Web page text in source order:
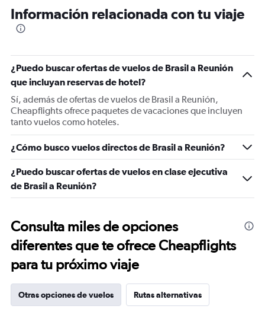
Información relacionada con tu viaje
¿Puedo buscar ofertas de vuelos de Brasil a Reunión
que incluyan reservas de hotel?
Sí, además de ofertas de vuelos de Brasil a Reunión,
Cheapflights ofrece paquetes de vacaciones que incluyen
tanto vuelos como hoteles.
¿Cómo busco vuelos directos de Brasil a Reunión?
¿Puedo buscar ofertas de vuelos en clase ejecutiva
de Brasil a Reunión?
Consulta miles de opciones
diferentes que te ofrece Cheapflights
para tu próximo viaje
Otras opciones de vuelos Rutas alternativas